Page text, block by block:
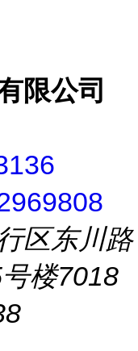
限公司
区东川路
楼7018